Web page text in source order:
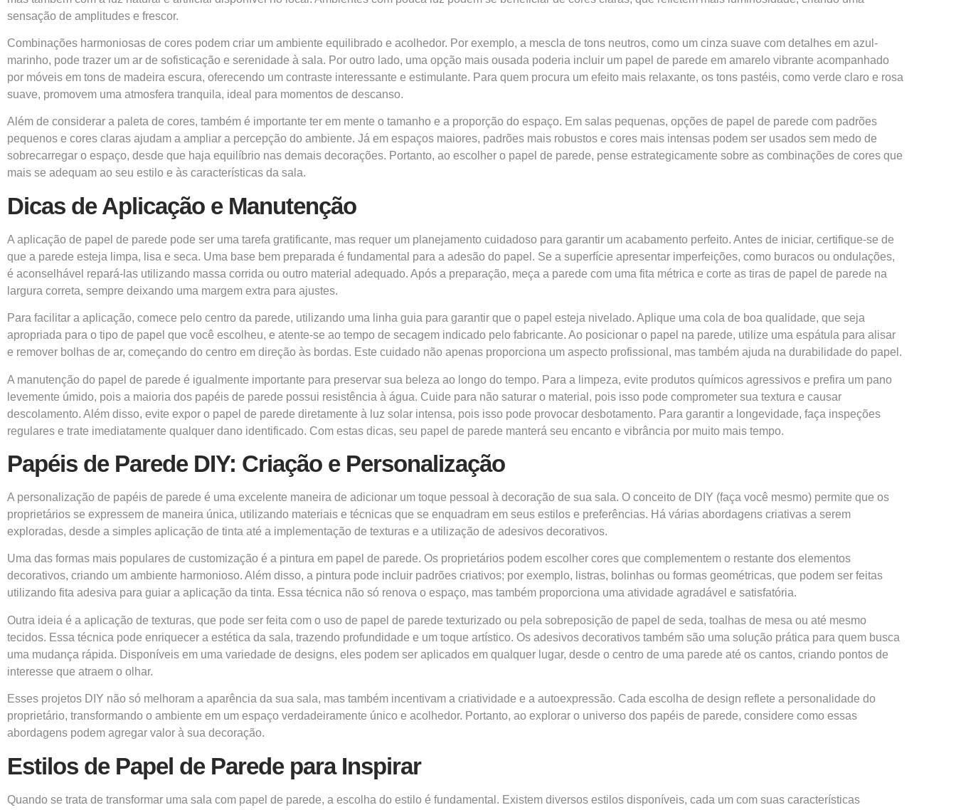
sensação de amplitudes e frescor.
Combinações harmoniosas de cores podem criar um ambiente equilibrado e acolhedor. Por exemplo, a mescla de tons neutros, como um cinza suave com detalhes em azul-
marinho, pode trazer um ar de sofisticação e serenidade à sala. Por outro lado, uma opção mais ousada poderia incluir um papel de parede em amarelo vibrante acompanhado
por móveis em tons de madeira escura, oferecendo um contraste interessante e estimulante. Para quem procura um efeito mais relaxante, os tons pastéis, como verde claro e rosa
suave, promovem uma atmosfera tranquila, ideal para momentos de descanso.
Além de considerar a paleta de cores, também é importante ter em mente o tamanho e a proporção do espaço. Em salas pequenas, opções de papel de parede com padrões
pequenos e cores claras ajudam a ampliar a percepção do ambiente. Já em espaços maiores, padrões mais robustos e cores mais intensas podem ser usados sem medo de
sobrecarregar o espaço, desde que haja equilíbrio nas demais decorações. Portanto, ao escolher o papel de parede, pense estrategicamente sobre as combinações de cores que
mais se adequam ao seu estilo e às características da sala.
Dicas de Aplicação e Manutenção
A aplicação de papel de parede pode ser uma tarefa gratificante, mas requer um planejamento cuidadoso para garantir um acabamento perfeito. Antes de iniciar, certifique-se de
que a parede esteja limpa, lisa e seca. Uma base bem preparada é fundamental para a adesão do papel. Se a superfície apresentar imperfeições, como buracos ou ondulações,
é aconselhável repará-las utilizando massa corrida ou outro material adequado. Após a preparação, meça a parede com uma fita métrica e corte as tiras de papel de parede na
largura correta, sempre deixando uma margem extra para ajustes.
Para facilitar a aplicação, comece pelo centro da parede, utilizando uma linha guia para garantir que o papel esteja nivelado. Aplique uma cola de boa qualidade, que seja
apropriada para o tipo de papel que você escolheu, e atente-se ao tempo de secagem indicado pelo fabricante. Ao posicionar o papel na parede, utilize uma espátula para alisar
e remover bolhas de ar, começando do centro em direção às bordas. Este cuidado não apenas proporciona um aspecto profissional, mas também ajuda na durabilidade do papel.
A manutenção do papel de parede é igualmente importante para preservar sua beleza ao longo do tempo. Para a limpeza, evite produtos químicos agressivos e prefira um pano
levemente úmido, pois a maioria dos papéis de parede possui resistência à água. Cuide para não saturar o material, pois isso pode comprometer sua textura e causar
descolamento. Além disso, evite expor o papel de parede diretamente à luz solar intensa, pois isso pode provocar desbotamento. Para garantir a longevidade, faça inspeções
regulares e trate imediatamente qualquer dano identificado. Com estas dicas, seu papel de parede manterá seu encanto e vibrância por muito mais tempo.
Papéis de Parede DIY: Criação e Personalização
A personalização de papéis de parede é uma excelente maneira de adicionar um toque pessoal à decoração de sua sala. O conceito de DIY (faça você mesmo) permite que os
proprietários se expressem de maneira única, utilizando materiais e técnicas que se enquadram em seus estilos e preferências. Há várias abordagens criativas a serem
exploradas, desde a simples aplicação de tinta até a implementação de texturas e a utilização de adesivos decorativos.
Uma das formas mais populares de customização é a pintura em papel de parede. Os proprietários podem escolher cores que complementem o restante dos elementos
decorativos, criando um ambiente harmonioso. Além disso, a pintura pode incluir padrões criativos; por exemplo, listras, bolinhas ou formas geométricas, que podem ser feitas
utilizando fita adesiva para guiar a aplicação da tinta. Essa técnica não só renova o espaço, mas também proporciona uma atividade agradável e satisfatória.
Outra ideia é a aplicação de texturas, que pode ser feita com o uso de papel de parede texturizado ou pela sobreposição de papel de seda, toalhas de mesa ou até mesmo
tecidos. Essa técnica pode enriquecer a estética da sala, trazendo profundidade e um toque artístico. Os adesivos decorativos também são uma solução prática para quem busca
uma mudança rápida. Disponíveis em uma variedade de designs, eles podem ser aplicados em qualquer lugar, desde o centro de uma parede até os cantos, criando pontos de
interesse que atraem o olhar.
Esses projetos DIY não só melhoram a aparência da sua sala, mas também incentivam a criatividade e a autoexpressão. Cada escolha de design reflete a personalidade do
proprietário, transformando o ambiente em um espaço verdadeiramente único e acolhedor. Portanto, ao explorar o universo dos papéis de parede, considere como essas
abordagens podem agregar valor à sua decoração.
Estilos de Papel de Parede para Inspirar
Quando se trata de transformar uma sala com papel de parede, a escolha do estilo é fundamental. Existem diversos estilos disponíveis, cada um com suas características